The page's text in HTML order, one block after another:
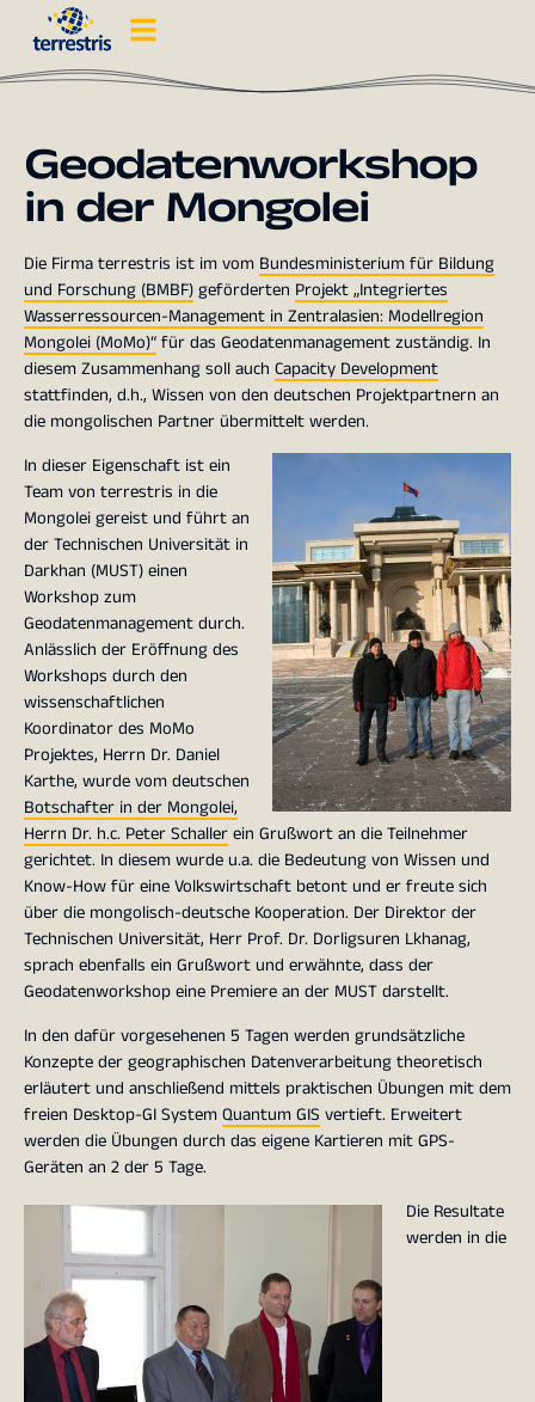
Geodatenworkshop
in der Mongolei
Die Firma terrestris ist im vom Bundesministerium für Bildung
und Forschung (BMBF)geförderten Projekt „Integriertes
Wasserressourcen-Management in Zentralasien: Modellregion
Mongolei (MoMo)“für das Geodatenmanagement zuständig. In
diesem Zusammenhang soll auch Capacity Development
stattfinden, d.h., Wissen von den deutschen Projektpartnern an
die mongolischen Partner übermittelt werden.
In dieser Eigenschaft ist ein
Team von terrestris in die
Mongolei gereist und führt an
der Technischen Universität in
Darkhan (MUST) einen
Workshop zum
Geodatenmanagement durch.
Anlässlich der Eröffnung des
Workshops durch den
wissenschaftlichen
Koordinator des MoMo
Projektes, Herrn Dr. Daniel
Karthe, wurde vom deutschen
Botschafter in der Mongolei,
Herrn Dr. h.c. Peter Schallerein Grußwort an die Teilnehmer
gerichtet. In diesem wurde u.a. die Bedeutung von Wissen und
Know-How für eine Volkswirtschaft betont und er freute sich
über die mongolisch-deutsche Kooperation. Der Direktor der
Technischen Universität, Herr Prof. Dr. Dorligsuren Lkhanag,
sprach ebenfalls ein Grußwort und erwähnte, dass der
Geodatenworkshop eine Premiere an der MUST darstellt.
In den dafür vorgesehenen 5 Tagen werden grundsätzliche
Konzepte der geographischen Datenverarbeitung theoretisch
erläutert und anschließend mittels praktischen Übungen mit dem
freien Desktop-GI SystemQuantum GIS vertieft. Erweitert
werden die Übungen durch das eigene Kartieren mit GPS-
Geräten an 2 der 5 Tage.
Die Resultate
werden in die